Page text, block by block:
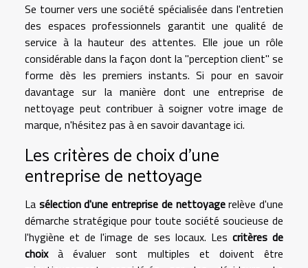
Se tourner vers une société spécialisée dans l'entretien
des espaces professionnels garantit une qualité de
service à la hauteur des attentes. Elle joue un rôle
considérable dans la façon dont la "perception client" se
forme dès les premiers instants. Si pour en savoir
davantage sur la manière dont une entreprise de
nettoyage peut contribuer à soigner votre image de
marque, n'hésitez pas àen savoir davantage ici.
Les critères de choix d'une
entreprise de nettoyage
La sélection d'une entreprise de nettoyagerelève d'une
démarche stratégique pour toute société soucieuse de
l'hygiène et de l'image de ses locaux. Les critères de
choixà évaluer sont multiples et doivent être